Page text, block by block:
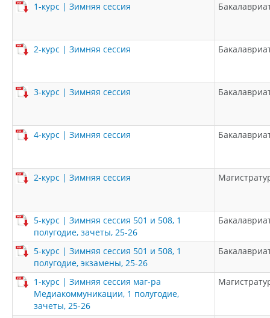
1-курс | Зимняя сессия
2-курс | Зимняя сессия
3-курс | Зимняя сессия
4-курс | Зимняя сессия
2-курс | Зимняя сессия
5-курс | Зимняя сессия 501 и 508, 1
полугодие, зачеты, 25-26
5-курс | Зимняя сессия 501 и 508, 1
полугодие, экзамены, 25-26
1-курс | Зимняя сессия маг-ра
Медиакоммуникации, 1 полугодие,
зачеты, 25-26